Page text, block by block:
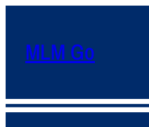
MLM Go